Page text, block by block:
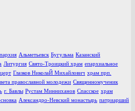
Альметьевск Бугульма Казанский
Литургия Свято-Троицкий храм епархиальное
Глазков НиколаЙ Михайлович храм прп.
православной молодежи Священномученик
г. Бавлы Рустам Минниханов Спасское храм
Александро-Невский монастырь патриарший